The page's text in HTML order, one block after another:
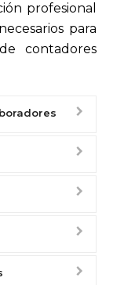
profesional
para
contadores